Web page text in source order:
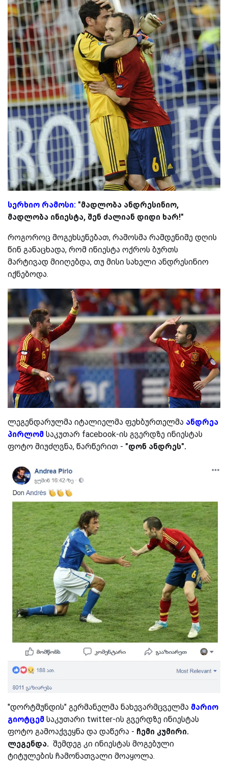
სერხიო რამოსი: "მადლობა ანდრესინიო,
მადლობა ინიესტა, შენ ძალიან დიდი ხარ!"
როგოროც მოგეხსენებათ, რამოსმა რამდენიმე დღის
წინ განაცხადა, რომ ინიესტა ოქროს ბურთს
მარტივად მიიღებდა, თუ მისი სახელი ანდრესინიო
იქნებოდა.
ლეგენდარულმა იტალიელმა ფეხბურთელმა ანდრეა
პირლომ საკუთარ facebook-ის გვერდზე ინიესტას
ფოტო მიუძღვნა, წარწერით - "დონ ანდრეს".
"დორტმუნდის" გერმანელმა ნახევარმცველმა მარიო
გიოტცემ საკუთარი twitter-ის გვერდზე ინიესტას
ფოტო გამოაქვეყნა და დაწერა - ჩემი კუმირი.
ლეგენდა. შემდეგ კი ინიესტას მოგებული
ტიტულების ჩამონათვალი მოაყოლა.